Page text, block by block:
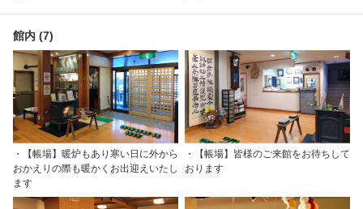
館内 (7)
・【帳場】暖炉もあり寒い日に外から
おかえりの際も暖かくお出迎えいたし
ます
・【帳場】皆様のご来館をお待ちして
おります